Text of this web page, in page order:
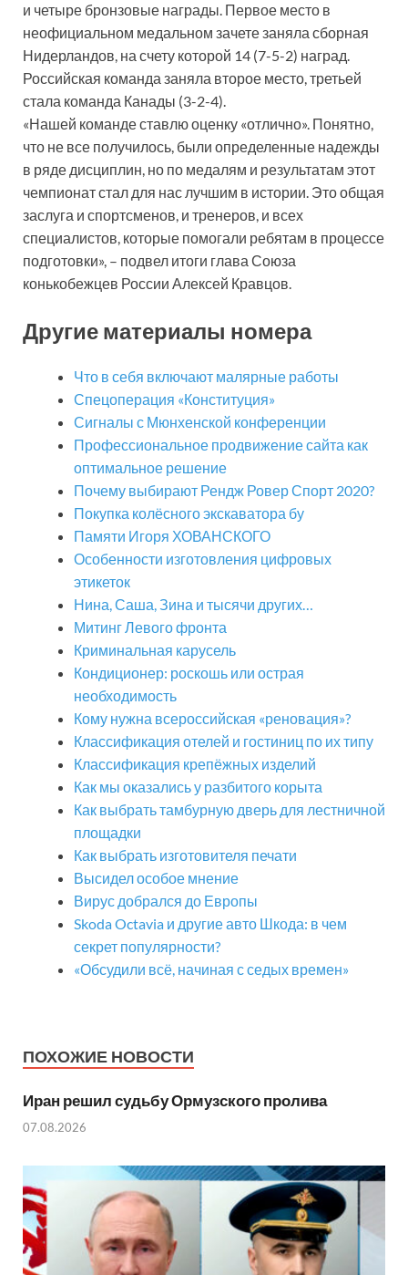
и четыре бронзовые награды. Первое место в
неофициальном медальном зачете заняла сборная
Нидерландов, на счету которой 14 (7-5-2) наград.
Российская команда заняла второе место, третьей
стала команда Канады (3-2-4).
«Нашей команде ставлю оценку «отлично». Понятно,
что не все получилось, были определенные надежды
в ряде дисциплин, но по медалям и результатам этот
чемпионат стал для нас лучшим в истории. Это общая
заслуга и спортсменов, и тренеров, и всех
специалистов, которые помогали ребятам в процессе
подготовки», – подвел итоги глава Союза
конькобежцев России Алексей Кравцов.
Другие материалы номера
Что в себя включают малярные работы
Спецоперация «Конституция»
Сигналы с Мюнхенской конференции
Профессиональное продвижение сайта как
оптимальное решение
Почему выбирают Рендж Ровер Спорт 2020?
Покупка колёсного экскаватора бу
Памяти Игоря ХОВАНСКОГО
Особенности изготовления цифровых
этикеток
Нина, Саша, Зина и тысячи других…
Митинг Левого фронта
Криминальная карусель
Кондиционер: роскошь или острая
необходимость
Кому нужна всероссийская «реновация»?
Классификация отелей и гостиниц по их типу
Классификация крепёжных изделий
Как мы оказались у разбитого корыта
Как выбрать тамбурную дверь для лестничной
площадки
Как выбрать изготовителя печати
Высидел особое мнение
Вирус добрался до Европы
Skoda Octavia и другие авто Шкода: в чем
секрет популярности?
«Обсудили всё, начиная с седых времен»
ПОХОЖИЕ НОВОСТИ
Иран решил судьбу Ормузского пролива
07.08.2026